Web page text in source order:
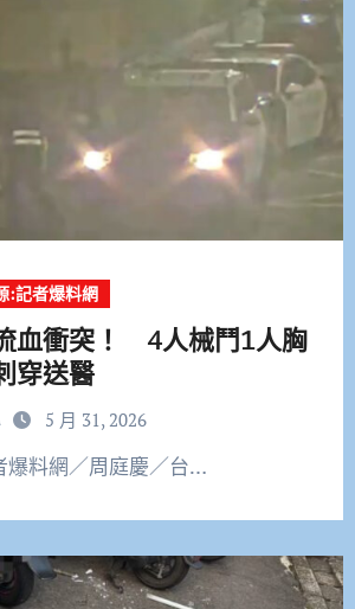
:記者爆料網
血衝突！ 4人械鬥1人胸
穿送醫
5 月 31, 2026
者爆料網／周庭慶／台…